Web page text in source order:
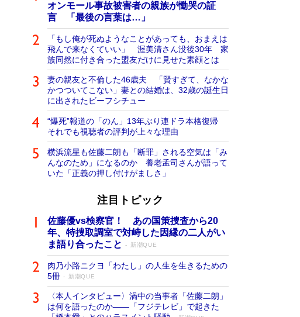
オンモール事故被害者の親族が慟哭の証
言 「最後の言葉は…」
「もし俺が死ぬようなことがあっても、おまえは
飛んで来なくていい」 渥美清さん没後30年 家
族同然に付き合った盟友だけに見せた素顔とは
妻の親友と不倫した46歳夫 「賢すぎて、なかな
かつついてこない」妻との結婚は、32歳の誕生日
に出されたビーフシチュー
“爆死”報道の「のん」13年ぶり連ドラ本格復帰
それでも視聴者の評判が上々な理由
横浜流星も佐藤二朗も「断罪」される空気は「み
んなのため」になるのか 養老孟司さんが語って
いた「正義の押し付けがましさ」
注目トピック
佐藤優vs検察官！ あの国策捜査から20
年、特捜取調室で対峙した因縁の二人がい
ま語り合ったこと
新潮QUE
肉乃小路ニクヨ「わたし」の人生を生きるための
5冊
新潮QUE
〈本人インタビュー〉渦中の当事者「佐藤二朗」
は何を語ったのか――「フジテレビ」で起きた